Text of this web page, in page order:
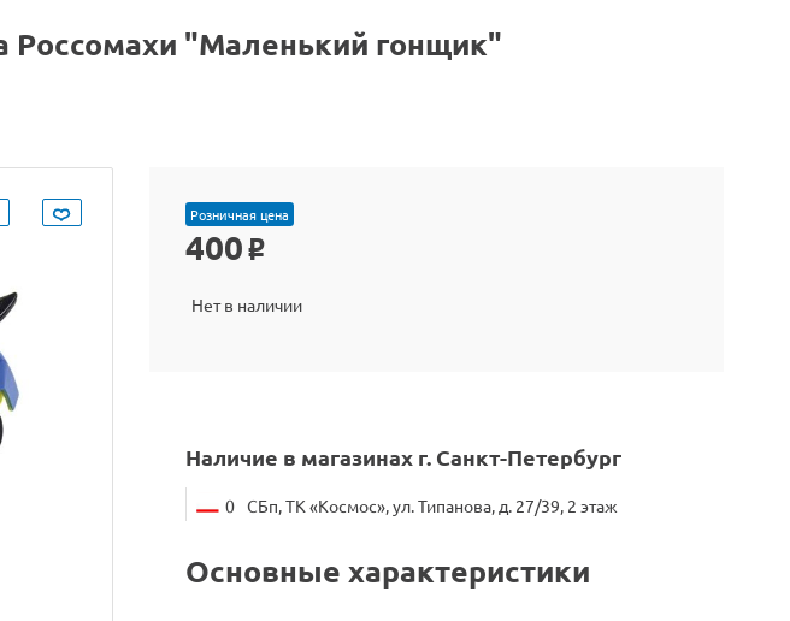
"Маленький гонщик"
Розничная цена
400 o
Нет в наличии
Наличие в магазинах г. Санкт-Петербург
0 СБп, ТК «Космос», ул. Типанова, д. 27/39, 2 этаж
Основные характеристики